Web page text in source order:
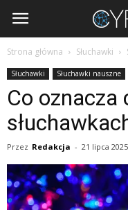
Cyfraki.pl
Strona główna Słuchawki
Słuchawki Słuchawki nauszne
Co oznacza
Przez Redakcja - 21 lipca 2025